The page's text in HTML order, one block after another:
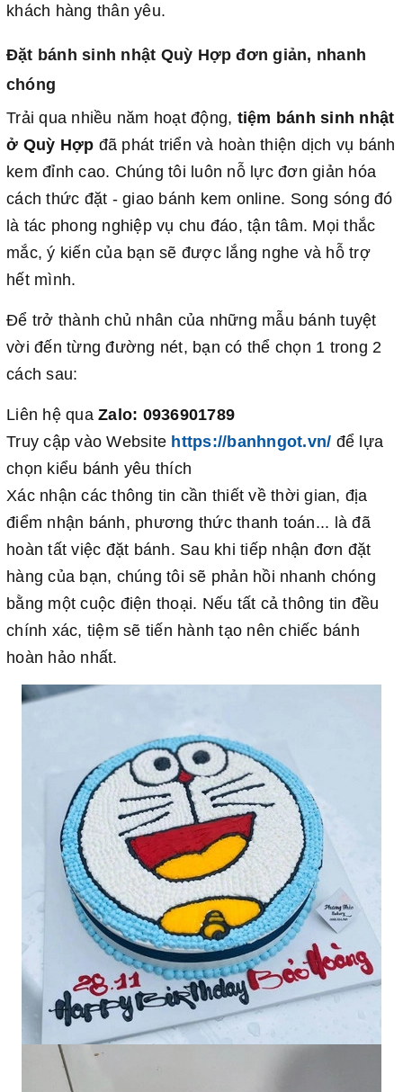
khách hàng thân yêu.
Đặt bánh sinh nhật Quỳ Hợp đơn giản, nhanh
chóng
Trải qua nhiều năm hoạt động, tiệm bánh sinh nhật
ở Quỳ Hợp đã phát triển và hoàn thiện dịch vụ bánh
kem đỉnh cao. Chúng tôi luôn nỗ lực đơn giản hóa
cách thức đặt - giao bánh kem online. Song sóng đó
là tác phong nghiệp vụ chu đáo, tận tâm. Mọi thắc
mắc, ý kiến của bạn sẽ được lắng nghe và hỗ trợ
hết mình.
Để trở thành chủ nhân của những mẫu bánh tuyệt
vời đến từng đường nét, bạn có thể chọn 1 trong 2
cách sau:
Liên hệ qua Zalo: 0936901789
Truy cập vào Website https://banhngot.vn/ để lựa
chọn kiểu bánh yêu thích
Xác nhận các thông tin cần thiết về thời gian, địa
điểm nhận bánh, phương thức thanh toán... là đã
hoàn tất việc đặt bánh. Sau khi tiếp nhận đơn đặt
hàng của bạn, chúng tôi sẽ phản hồi nhanh chóng
bằng một cuộc điện thoại. Nếu tất cả thông tin đều
chính xác, tiệm sẽ tiến hành tạo nên chiếc bánh
hoàn hảo nhất.